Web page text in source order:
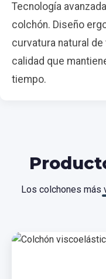
Tecnología
colchón. Diseño
curvatura natural
calidad que
tiempo.
Los colchones más